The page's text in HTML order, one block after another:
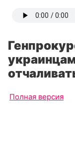
Полная версия